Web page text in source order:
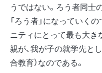
うではない。ろう者同士
「ろう者」になっていく
ニティにとって最も大き
親が、我が子の就学先と
合教育）なのである。